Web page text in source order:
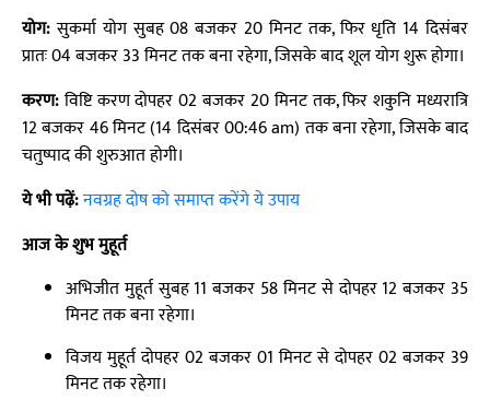
योग:सुकर्मा योग सुबह 08 बजकर 20 मिनट तक, फिर धृति 14 दिसंबर
प्रातः 04 बजकर 33 मिनट तक बना रहेगा, जिसके बाद शूल योग शुरू होगा।
करण:विष्टि करण दोपहर 02 बजकर 20 मिनट तक, फिर शकुनि मध्यरात्रि
12 बजकर 46 मिनट (14 दिसंबर 00:46 am) तक बना रहेगा, जिसके बाद
चतुष्पाद की शुरुआत होगी।
ये भी पढ़ें:नवग्रह दोष को समाप्त करेंगे ये उपाय
आज के शुभ मुहूर्त
अभिजीत मुहूर्त सुबह 11 बजकर 58 मिनट से दोपहर 12 बजकर 35
मिनट तक बना रहेगा।
विजय मुहूर्त दोपहर 02 बजकर 01 मिनट से दोपहर 02 बजकर 39
मिनट तक रहेगा।